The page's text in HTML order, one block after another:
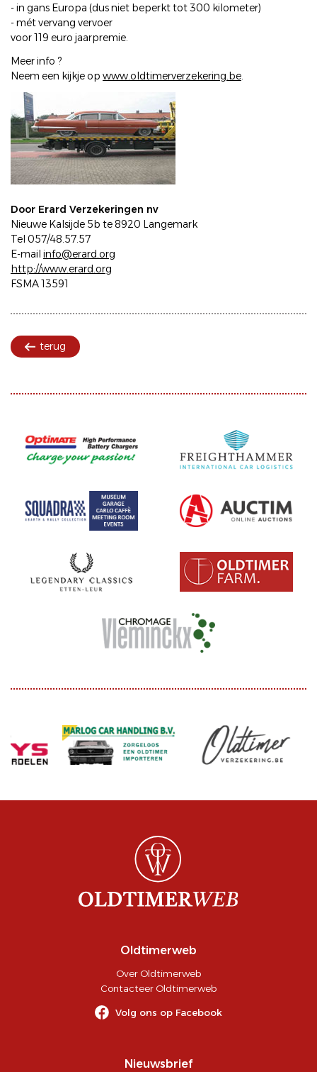
- in gans Europa (dus niet beperkt tot 300 kilometer)
- mét vervang vervoer
voor 119 euro jaarpremie.
Meer info ?
Neem een kijkje op www.oldtimerverzekering.be.
Door Erard Verzekeringen nv
Nieuwe Kalsijde 5b te 8920 Langemark
Tel 057/48.57.57
E-mail info@erard.org
http://www.erard.org
FSMA 13591
terug
Oldtimerweb
Over Oldtimerweb
Contacteer Oldtimerweb
Volg ons op Facebook
Nieuwsbrief